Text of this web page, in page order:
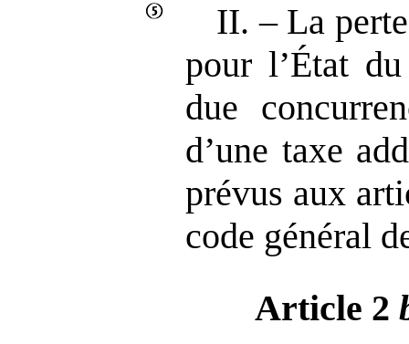
II. – La
pour l’État
due
d’une taxe
prévus aux
code général
Article 2